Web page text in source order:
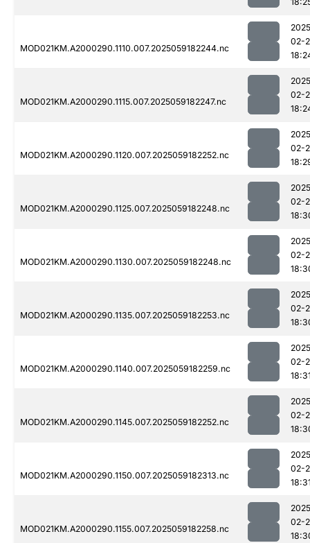
MOD021KM.A2000290.1110.007.2025059182244.nc
02-
MOD021KM.A2000290.1115.007.2025059182247.nc
02-
MOD021KM.A2000290.1120.007.2025059182252.nc
02-
MOD021KM.A2000290.1125.007.2025059182248.nc
02-
MOD021KM.A2000290.1130.007.2025059182248.nc
02-
MOD021KM.A2000290.1135.007.2025059182253.nc
02-
MOD021KM.A2000290.1140.007.2025059182259.nc
02-
MOD021KM.A2000290.1145.007.2025059182252.nc
02-
MOD021KM.A2000290.1150.007.2025059182313.nc
02-
MOD021KM.A2000290.1155.007.2025059182258.nc
02-